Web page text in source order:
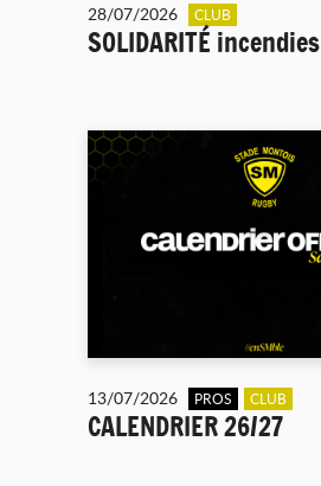
28/07/2026 CLUB
SOLIDARITÉ incendies
13/07/2026 PROS CLUB
CALENDRIER 26/27